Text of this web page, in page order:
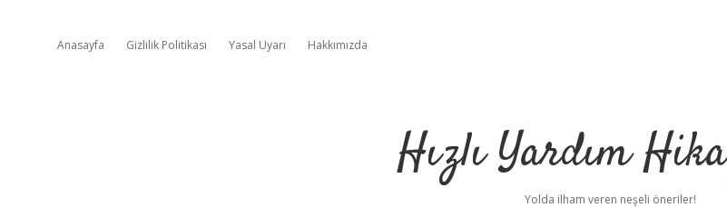
Anasayfa Gizlilik Politikası Yasal Uyarı Hakkımızda
Hızlı Yardım
Yolda ilham veren neşeli öneriler!